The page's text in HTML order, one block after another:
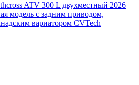
ATV 300 L двухместный 2026
модель с задним приводом,
вариатором CVTech